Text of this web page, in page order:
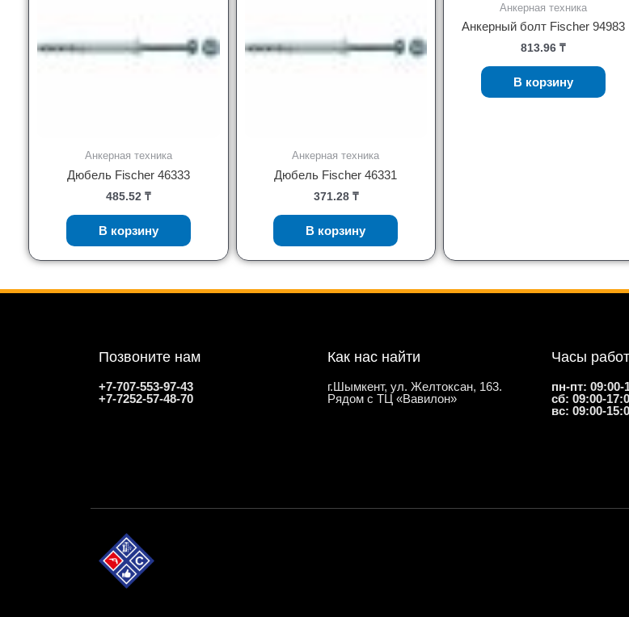
Анкерная техника
Дюбель Fischer 46333
485.52₸
В корзину
Анкерная техника
Дюбель Fischer 46331
371.28 ₸
В корзину
Анкерная техника
Анкерный болт Fischer 94983
813.96₸
В корзину
Позвоните нам
+7-707-553-97-43
+7-7252-57-48-70
Как нас найти
г.Шымкент, ул. Желтоксан, 163.
Рядом с ТЦ «Вавилон»
Часы
пн-пт: 09:00-
сб: 09:00-
вс: 09:00-